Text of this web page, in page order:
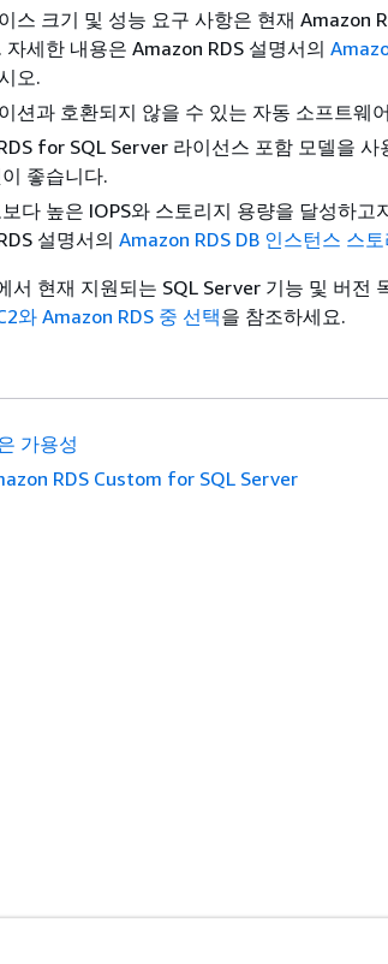
스 크기 및 성능 요구 사항은 현재 Amazon
자세한 내용은 Amazon RDS 설명서의
오.
션과 호환되지 않을 수 있는 자동 소프트웨
for SQL Server 라이선스 포함 모델을
좋습니다.
다 높은 IOPS와 스토리지 용량을 달성하고
설명서의 Amazon RDS DB 인스턴스 스토
서 현재 지원되는 SQL Server 기능 및 버전
와 Amazon RDS 중 선택을 참조하세요.
가용성
RDS Custom for SQL Server